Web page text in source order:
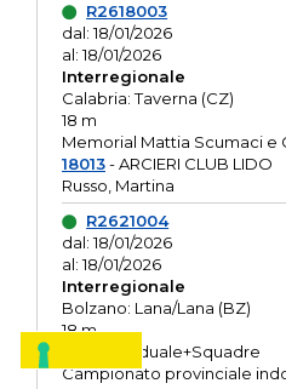
R2618003
dal: 18/01/2026
al: 18/01/2026
Interregionale
Calabria: Taverna (CZ)
18 m
Memorial Mattia Scumaci e
18013- ARCIERI CLUB LIDO
Russo, Martina
R2621004
dal: 18/01/2026
al: 18/01/2026
Interregionale
Bolzano: Lana/Lana (BZ)
18 m
O.R. Individuale+Squadre
Campionato provinciale